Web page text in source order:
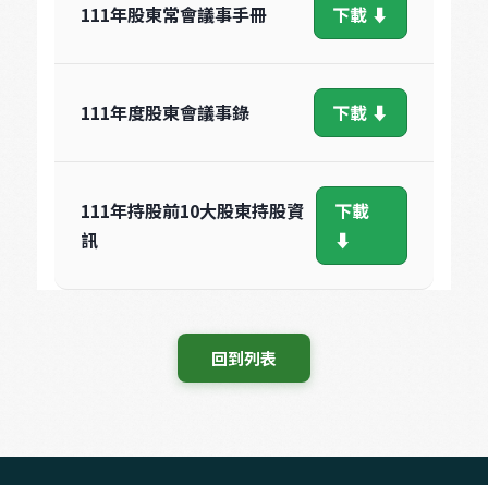
111年股東常會議事手冊 下載 ⬇
111年度股東會議事錄 下載 ⬇
111年持股前10大股東持股資
訊
下載
⬇
回到列表